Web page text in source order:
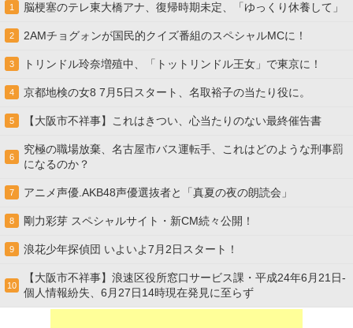
1 脳梗塞のテレ東大橋アナ、復帰時期未定、「ゆっくり休養して」
2 2AMチョグォンが国民的クイズ番組のスペシャルMCに！
3 トリンドル玲奈増殖中、「トットリンドル王女」で東京に！
4 京都地検の女8 7月5日スタート、名取裕子の当たり役に。
5 【大阪市不祥事】これはきつい、心当たりのない最終催告書
6
究極の職場放棄、名古屋市バス運転手、これはどのような刑事罰
になるのか？
7 アニメ声優.AKB48声優選抜者と「真夏の夜の朗読会」
8 剛力彩芽 スペシャルサイト・新CM続々公開！
9 浪花少年探偵団 いよいよ7月2日スタート！
10
【大阪市不祥事】浪速区役所窓口サービス課・平成24年6月21日-
個人情報紛失、6月27日14時現在発見に至らず